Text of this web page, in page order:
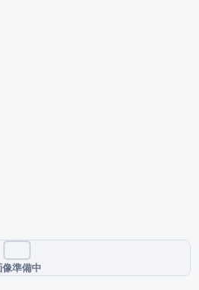
像準備中